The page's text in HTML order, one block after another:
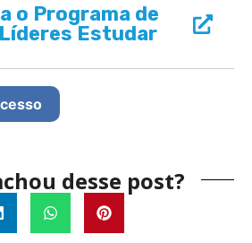
o Programa de
Estudar
desse post?